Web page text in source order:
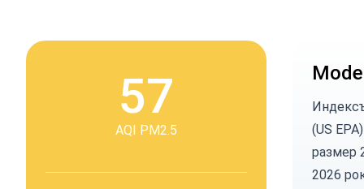
57
AQI PM2.5
(US EPA)
размер
2026